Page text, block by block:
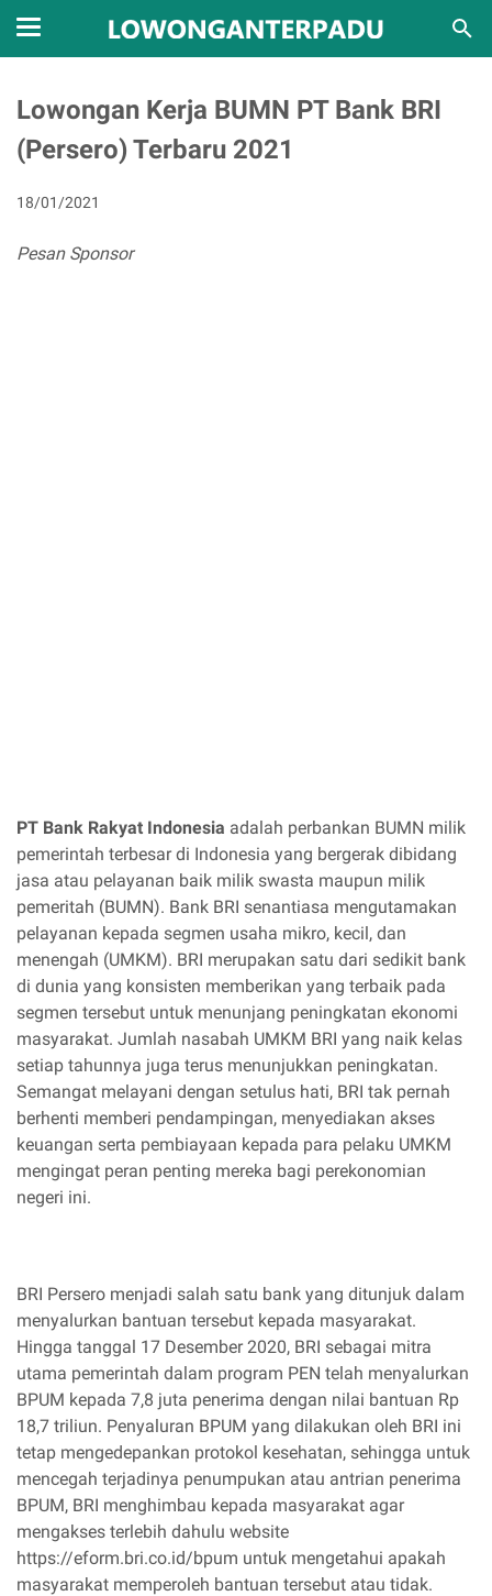
Lowongan Kerja BUMN PT Bank BRI
(Persero) Terbaru 2021
18/01/2021
Pesan Sponsor
PT Bank Rakyat Indonesia adalah perbankan BUMN milik
pemerintah terbesar di Indonesia yang bergerak dibidang
jasa atau pelayanan baik milik swasta maupun milik
pemeritah (BUMN). Bank BRI senantiasa mengutamakan
pelayanan kepada segmen usaha mikro, kecil, dan
menengah (UMKM). BRI merupakan satu dari sedikit bank
di dunia yang konsisten memberikan yang terbaik pada
segmen tersebut untuk menunjang peningkatan ekonomi
masyarakat. Jumlah nasabah UMKM BRI yang naik kelas
setiap tahunnya juga terus menunjukkan peningkatan.
Semangat melayani dengan setulus hati, BRI tak pernah
berhenti memberi pendampingan, menyediakan akses
keuangan serta pembiayaan kepada para pelaku UMKM
mengingat peran penting mereka bagi perekonomian
negeri ini.
BRI Persero menjadi salah satu bank yang ditunjuk dalam
menyalurkan bantuan tersebut kepada masyarakat.
Hingga tanggal 17 Desember 2020, BRI sebagai mitra
utama pemerintah dalam program PEN telah menyalurkan
BPUM kepada 7,8 juta penerima dengan nilai bantuan Rp
18,7 triliun. Penyaluran BPUM yang dilakukan oleh BRI ini
tetap mengedepankan protokol kesehatan, sehingga untuk
mencegah terjadinya penumpukan atau antrian penerima
BPUM, BRI menghimbau kepada masyarakat agar
mengakses terlebih dahulu website
https://eform.bri.co.id/bpum untuk mengetahui apakah
masyarakat memperoleh bantuan tersebut atau tidak.